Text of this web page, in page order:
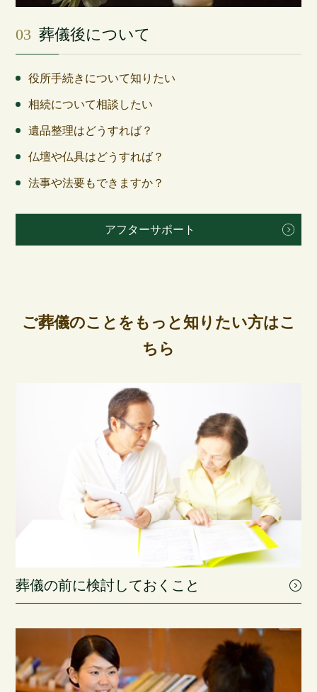
03 葬儀後について
役所手続きについて知りたい
相続について相談したい
遺品整理はどうすれば？
仏壇や仏具はどうすれば？
法事や法要もできますか？
アフターサポート
ご葬儀のことをもっと知りたい方はこ
ちら
葬儀の前に検討しておくこと